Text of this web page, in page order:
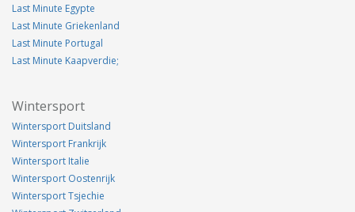
Last Minute Egypte
Last Minute Griekenland
Last Minute Portugal
Last Minute Kaapverdie;
Wintersport
Wintersport Duitsland
Wintersport Frankrijk
Wintersport Italie
Wintersport Oostenrijk
Wintersport Tsjechie